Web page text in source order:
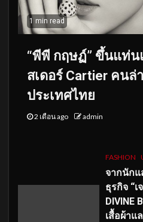
1 min read
“พีพี กฤษฏ์” ขึ้นแท่
สเดอร์ Cartier คนล่
ประเทศไทย
2 เดือน ago admin
FASHION
จากนักแ
ธุรกิจ “
DIVINE
เสื้อผ้าแ